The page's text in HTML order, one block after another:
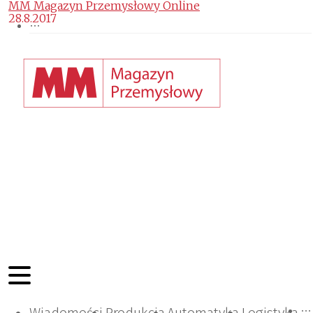
MM Magazyn Przemysłowy Online
28.8.2017